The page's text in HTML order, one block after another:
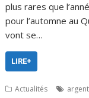
plus rares que
pour l’automne au
vont se…
LIRE+
Actualités argent